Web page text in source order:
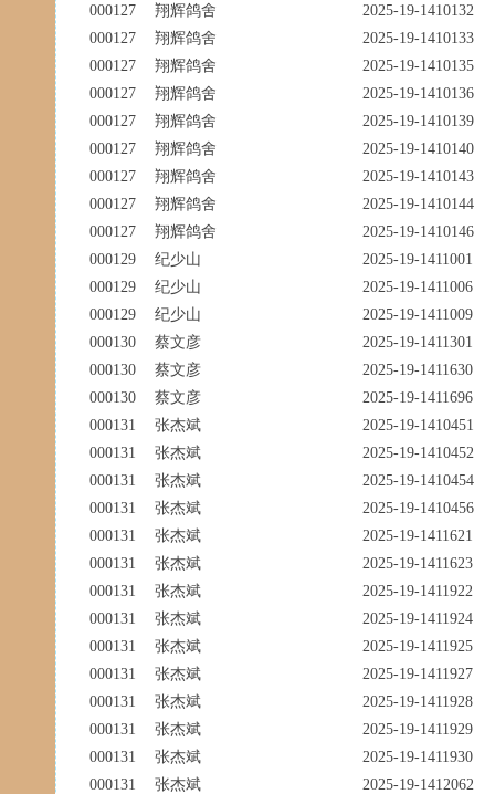
000127 翔辉鸽舍
2025-19-1410132
000127
翔辉鸽舍
2025-19-1410133
000127
翔辉鸽舍
2025-19-1410135
000127
翔辉鸽舍
2025-19-1410136
000127
翔辉鸽舍
2025-19-1410139
000127
翔辉鸽舍
2025-19-1410140
000127
翔辉鸽舍
2025-19-1410143
000127
翔辉鸽舍
2025-19-1410144
000127
翔辉鸽舍
2025-19-1410146
000129
纪少山
2025-19-1411001
000129
纪少山
2025-19-1411006
000129
纪少山
2025-19-1411009
000130
蔡文彦
2025-19-1411301
000130
蔡文彦
2025-19-1411630
000130
蔡文彦
2025-19-1411696
000131
张杰斌
2025-19-1410451
000131
张杰斌
2025-19-1410452
000131
张杰斌
2025-19-1410454
000131
张杰斌
2025-19-1410456
000131
张杰斌
2025-19-1411621
000131
张杰斌
2025-19-1411623
000131
张杰斌
2025-19-1411922
000131
张杰斌
2025-19-1411924
000131
张杰斌
2025-19-1411925
000131
张杰斌
2025-19-1411927
000131
张杰斌
2025-19-1411928
000131
张杰斌
2025-19-1411929
000131
张杰斌
2025-19-1411930
000131
张杰斌
2025-19-1412062